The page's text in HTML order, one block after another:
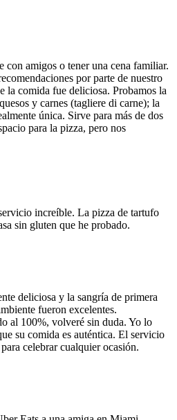
con amigos o tener una cena familiar.
por parte de nuestro
la comida fue deliciosa. Probamos la
y carnes (tagliere di carne); la
única. Sirve para más de dos
para la pizza, pero nos
increíble. La pizza de tartufo
sin gluten que he probado.
deliciosa y la sangría de primera
fueron excelentes.
al 100%, volveré sin duda. Yo lo
su comida es auténtica. El servicio
celebrar cualquier ocasión.